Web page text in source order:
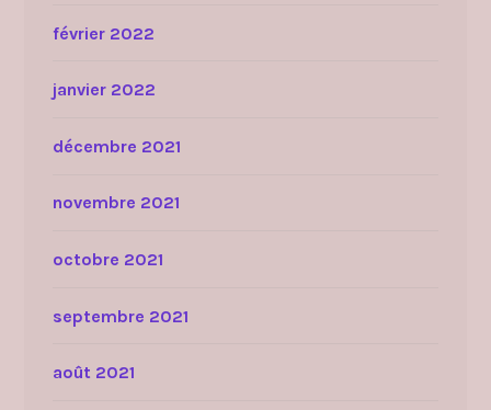
février 2022
janvier 2022
décembre 2021
novembre 2021
octobre 2021
septembre 2021
août 2021